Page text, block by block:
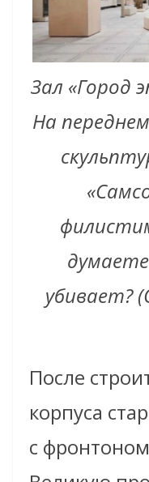
Зал «Город
На
убивает?
После
корпуса
с